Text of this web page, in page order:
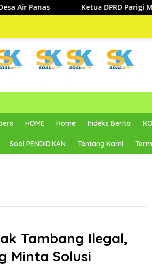
Ketua DPRD Parigi Moutong dan
HOME Home Indeks Berita
Soal PENDIDIKAN Tentang Kami
Tambang Ilegal,
Minta Solusi